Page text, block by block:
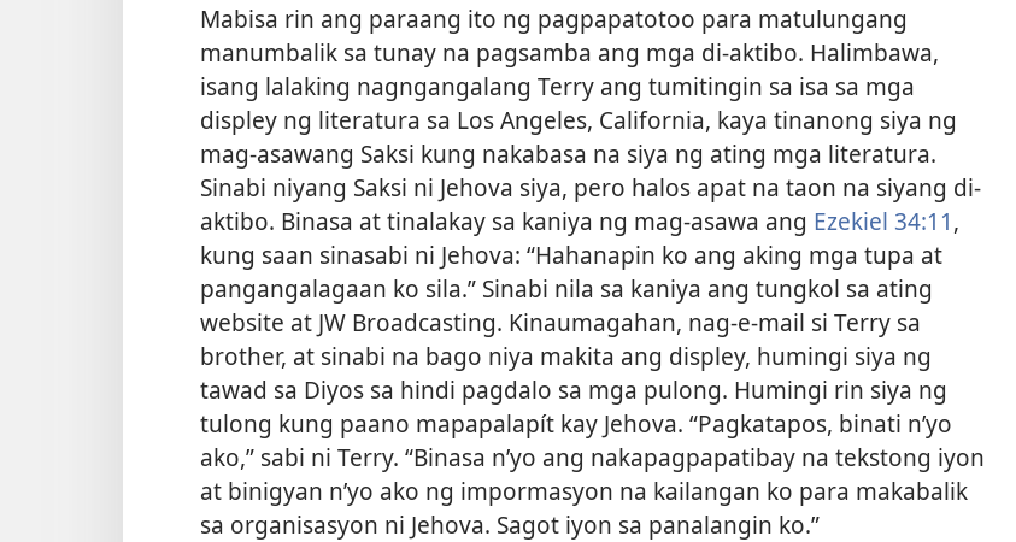
Mabisa rin ang paraang ito ng pagpapatotoo para matulungang
manumbalik sa tunay na pagsamba ang mga di-aktibo. Halimbawa,
isang lalaking nagngangalang Terry ang tumitingin sa isa sa mga
displey ng literatura sa Los Angeles, California, kaya tinanong siya ng
mag-asawang Saksi kung nakabasa na siya ng ating mga literatura.
Sinabi niyang Saksi ni Jehova siya, pero halos apat na taon na siyang di-
aktibo. Binasa at tinalakay sa kaniya ng mag-asawa ang Ezekiel 34:11,
kung saan sinasabi ni Jehova: “Hahanapin ko ang aking mga tupa at
pangangalagaan ko sila.” Sinabi nila sa kaniya ang tungkol sa ating
website at JW Broadcasting. Kinaumagahan, nag-e-mail si Terry sa
brother, at sinabi na bago niya makita ang displey, humingi siya ng
tawad sa Diyos sa hindi pagdalo sa mga pulong. Humingi rin siya ng
tulong kung paano mapapalapít kay Jehova. “Pagkatapos, binati n’yo
ako,” sabi ni Terry. “Binasa n’yo ang nakapagpapatibay na tekstong iyon
at binigyan n’yo ako ng impormasyon na kailangan ko para makabalik
sa organisasyon ni Jehova. Sagot iyon sa panalangin ko.”